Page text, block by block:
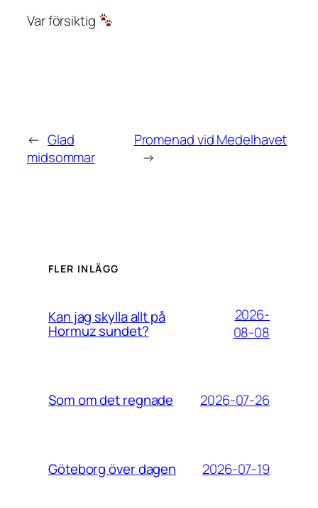
Var försiktig
← Glad
midsommar
Promenad vid Medelhavet
→
FLER INLÄGG
Kan jag skylla allt på
Hormuz sundet?
2026-
08-08
Som om det regnade 2026-07-26
Göteborg över dagen 2026-07-19